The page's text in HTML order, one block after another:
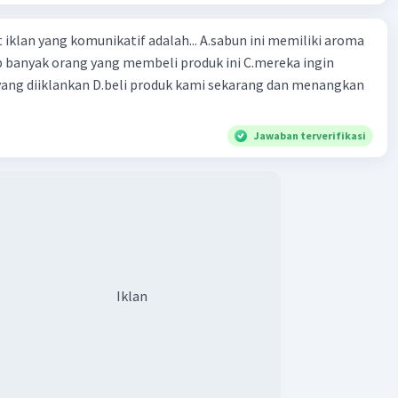
Iklan
alur yaitu
Cerita. Tahapan ini merupakan pengenalan tokoh-
adalah... A.sabun ini memiliki aroma
banyak orang yang membeli produk ini C.mereka ingin
diiklankan D.beli produk kami sekarang dan menangkan
Jawaban terverifikasi
Iklan